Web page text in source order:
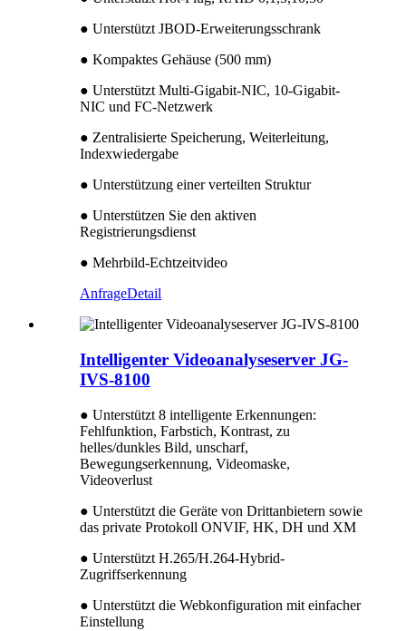
● Unterstützt JBOD-Erweiterungsschrank
● Kompaktes Gehäuse (500 mm)
● Unterstützt Multi-Gigabit-NIC, 10-Gigabit-
NIC und FC-Netzwerk
● Zentralisierte Speicherung, Weiterleitung,
Indexwiedergabe
● Unterstützung einer verteilten Struktur
● Unterstützen Sie den aktiven
Registrierungsdienst
● Mehrbild-Echtzeitvideo
AnfrageDetail
Intelligenter Videoanalyseserver JG-
IVS-8100
● Unterstützt 8 intelligente Erkennungen:
Fehlfunktion, Farbstich, Kontrast, zu
helles/dunkles Bild, unscharf,
Bewegungserkennung, Videomaske,
Videoverlust
● Unterstützt die Geräte von Drittanbietern sowie
das private Protokoll ONVIF, HK, DH und XM
● Unterstützt H.265/H.264-Hybrid-
Zugriffserkennung
● Unterstützt die Webkonfiguration mit einfacher
Einstellung